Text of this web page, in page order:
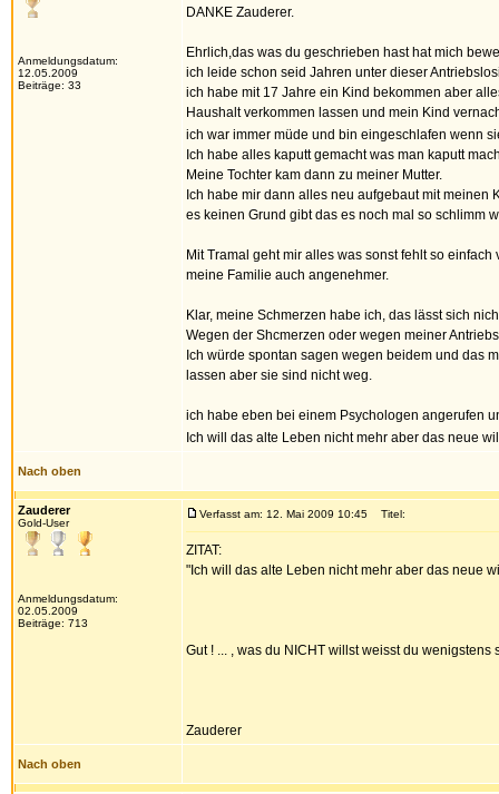
Anmeldungsdatum:
12.05.2009
Beiträge: 33
DANKE Zauderer.
Ehrlich,das was du geschrieben hast hat mich
ich leide schon seid Jahren unter dieser
ich habe mit 17 Jahre ein Kind bekommen aber
Haushalt verkommen lassen und mein Kind
ich war immer müde und bin eingeschlafen wenn
Ich habe alles kaputt gemacht was man kaputt
Meine Tochter kam dann zu meiner Mutter.
Ich habe mir dann alles neu aufgebaut mit
es keinen Grund gibt das es noch mal so schlimm
Mit Tramal geht mir alles was sonst fehlt so
meine Familie auch angenehmer.
Klar, meine Schmerzen habe ich, das lässt sich
Wegen der Shcmerzen oder wegen meiner
Ich würde spontan sagen wegen beidem und das
lassen aber sie sind nicht weg.
ich habe eben bei einem Psychologen angerufen
Ich will das alte Leben nicht mehr aber das neue
Nach oben
Zauderer
Gold-User
Anmeldungsdatum:
02.05.2009
Beiträge: 713
Verfasst am: 12. Mai 2009 10:45 Titel:
ZITAT:
"Ich will das alte Leben nicht mehr aber das neue
Gut ! ... , was du NICHT willst weisst du
Zauderer
Nach oben